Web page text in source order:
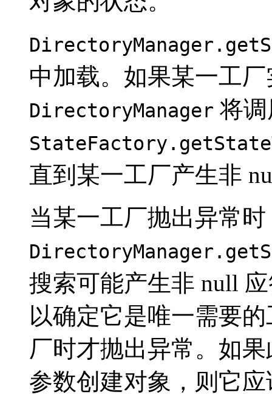
中加载。如果某一工
DirectoryManager 将
直到某一工厂产生非
当某一工厂抛出异常
搜索可能产生非 null
以确定它是唯一需要
厂时才抛出异常。如
参数创建对象，则它